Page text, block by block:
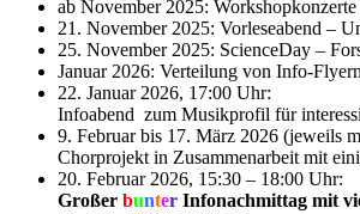
ab November 2025:
21. November 2025: Vorleseabend –
25. November 2025: ScienceDay –
Januar 2026: Verteilung von Info-
22. Januar 2026, 17:00 Uhr:
Infoabend zum Musikprofil für
9. Februar bis 17. März 2026 (jeweils
Chorprojekt in Zusammenarbeit mit
20. Februar 2026, 15:30 – 18:00 Uhr:
Großer bunter Infonachmittag mit